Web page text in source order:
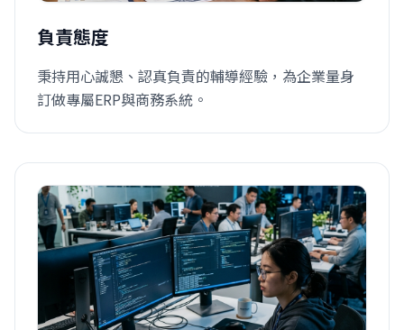
負責態度
秉持用心誠懇、認真負責的輔導經驗，為企業量身
訂做專屬ERP與商務系統。